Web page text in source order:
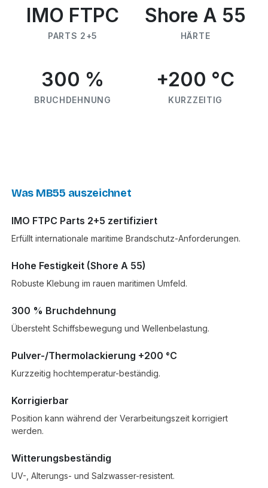
IMO FTPC
PARTS 2+5
Shore A 55
HÄRTE
300 %
BRUCHDEHNUNG
+200 °C
KURZZEITIG
Was MB55 auszeichnet
IMO FTPC Parts 2+5 zertifiziert
Erfüllt internationale maritime Brandschutz-Anforderungen.
Hohe Festigkeit (Shore A 55)
Robuste Klebung im rauen maritimen Umfeld.
300 % Bruchdehnung
Übersteht Schiffsbewegung und Wellenbelastung.
Pulver-/Thermolackierung +200 °C
Kurzzeitig hochtemperatur-beständig.
Korrigierbar
Position kann während der Verarbeitungszeit korrigiert
werden.
Witterungsbeständig
UV-, Alterungs- und Salzwasser-resistent.